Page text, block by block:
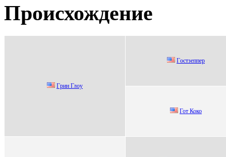
Происхождение
Гpин Глoу
Гocтзеппер
Гот Коко